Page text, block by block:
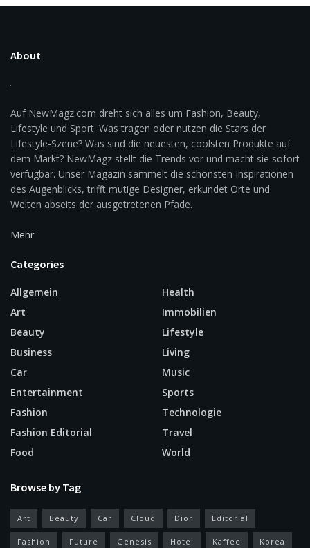
About
Auf NewMagz.com dreht sich alles um Fashion, Beauty,
Lifestyle und Sport. Was tragen oder nutzen die Stars der
Lifestyle-Szene? Was sind die neuesten, coolsten Produkte auf
dem Markt? NewMagz stellt die Trends vor und macht sie sofort
verfügbar. Unser Magazin sammelt die schönsten Inspirationen
des Augenblicks, trifft mutige Designer, erkundet Orte und
Welten abseits der ausgetretenen Pfade.
Mehr
Categories
Allgemein
Art
Beauty
Business
Car
Entertainment
Fashion
Fashion Editorial
Food
Health
Immobilien
Lifestyle
Living
Music
Sports
Technologie
Travel
World
Browse by Tag
Art Beauty Car Cloud Dior Editorial
Fashion Future Genesis Hotel Kaffee Korea